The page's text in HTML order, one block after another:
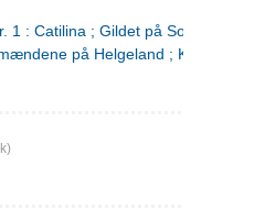
1 : Catilina ; Gildet på Solhaug ; Fru
på Helgeland ;